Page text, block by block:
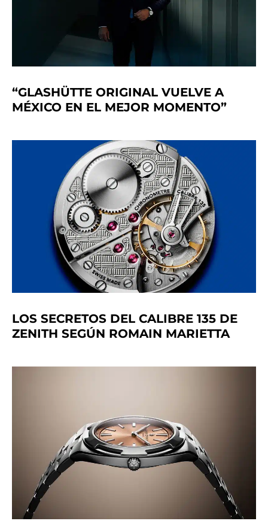
“GLASHÜTTE ORIGINAL VUELVE A
MÉXICO EN EL MEJOR MOMENTO”
LOS SECRETOS DEL CALIBRE 135 DE
ZENITH SEGÚN ROMAIN MARIETTA